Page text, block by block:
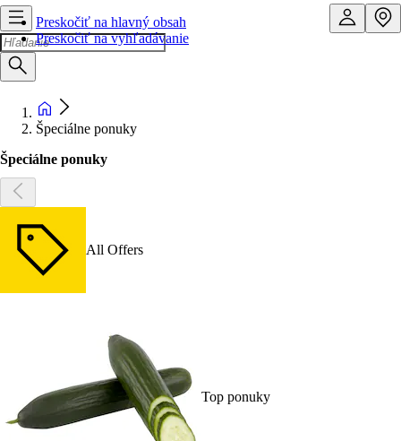
Preskočiť na hlavný obsah
Preskočiť na vyhľadávanie
Špeciálne ponuky
Špeciálne ponuky
All Offers
Top ponuky